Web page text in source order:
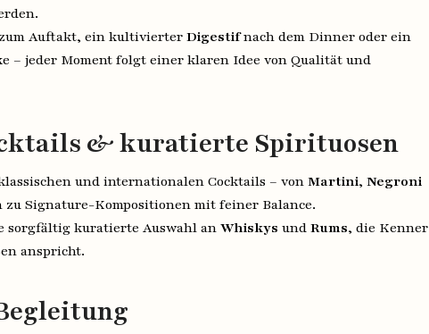
zum Auftakt, ein kultivierterDigestifnach dem Dinner oder ein
– jeder Moment folgt einer klaren Idee von Qualität und
& kuratierte Spirituosen
und internationalen Cocktails – vonMartini,Negroni
zu Signature-Kompositionen mit feiner Balance.
sorgfältig kuratierte Auswahl anWhiskys undRums, die Kenner
anspricht.